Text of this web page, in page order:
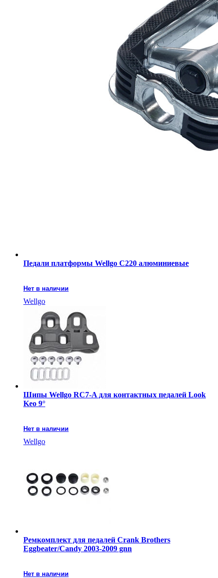
Педали платформы Wellgo C220 алюминиевые
Нет в наличии
Wellgo
Шипы Wellgo RC7-A для контактных педалей Look
Keo 9°
Нет в наличии
Wellgo
Ремкомплект для педалей Crank Brothers
Eggbeater/Candy 2003-2009 gnn
Нет в наличии